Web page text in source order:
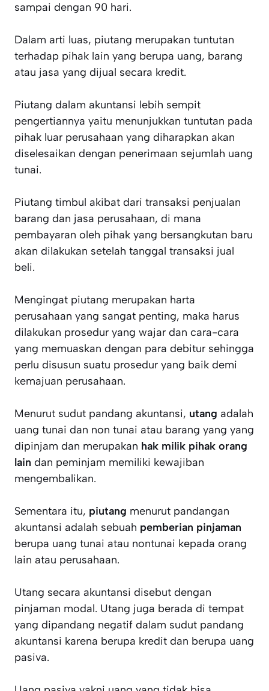
sampai dengan 90 hari.
Dalam arti luas, piutang merupakan tuntutan
terhadap pihak lain yang berupa uang, barang
atau jasa yang dijual secara kredit.
Piutang dalam akuntansi lebih sempit
pengertiannya yaitu menunjukkan tuntutan pada
pihak luar perusahaan yang diharapkan akan
diselesaikan dengan penerimaan sejumlah uang
tunai.
Piutang timbul akibat dari transaksi penjualan
barang dan jasa perusahaan, di mana
pembayaran oleh pihak yang bersangkutan baru
akan dilakukan setelah tanggal transaksi jual
beli.
Mengingat piutang merupakan harta
perusahaan yang sangat penting, maka harus
dilakukan prosedur yang wajar dan cara-cara
yang memuaskan dengan para debitur sehingga
perlu disusun suatu prosedur yang baik demi
kemajuan perusahaan.
Menurut sudut pandang akuntansi, utang adalah
uang tunai dan non tunai atau barang yang yang
dipinjam dan merupakan hak milik pihak orang
lain dan peminjam memiliki kewajiban
mengembalikan.
Sementara itu, piutang menurut pandangan
akuntansi adalah sebuah pemberian pinjaman
berupa uang tunai atau nontunai kepada orang
lain atau perusahaan.
Utang secara akuntansi disebut dengan
pinjaman modal. Utang juga berada di tempat
yang dipandang negatif dalam sudut pandang
akuntansi karena berupa kredit dan berupa uang
pasiva.